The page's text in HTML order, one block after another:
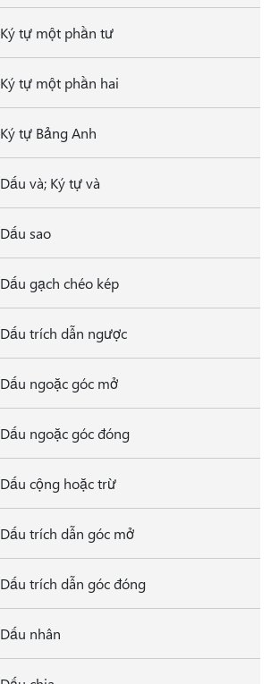
Ký tự một phần tư
Ký tự một phần hai
Ký tự Bảng Anh
Dấu và; Ký tự và
Dấu sao
Dấu gạch chéo kép
Dấu trích dẫn ngược
Dấu ngoặc góc mở
Dấu ngoặc góc đóng
Dấu cộng hoặc trừ
Dấu trích dẫn góc mở
Dấu trích dẫn góc đóng
Dấu nhân